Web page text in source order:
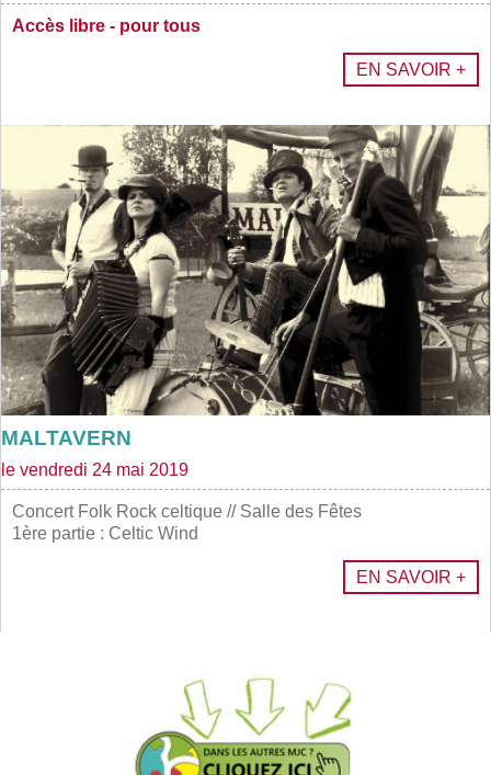
Accès libre - pour tous
EN SAVOIR +
MALTAVERN
le vendredi 24 mai 2019
Concert Folk Rock celtique // Salle des Fêtes
1ère partie : Celtic Wind
EN SAVOIR +